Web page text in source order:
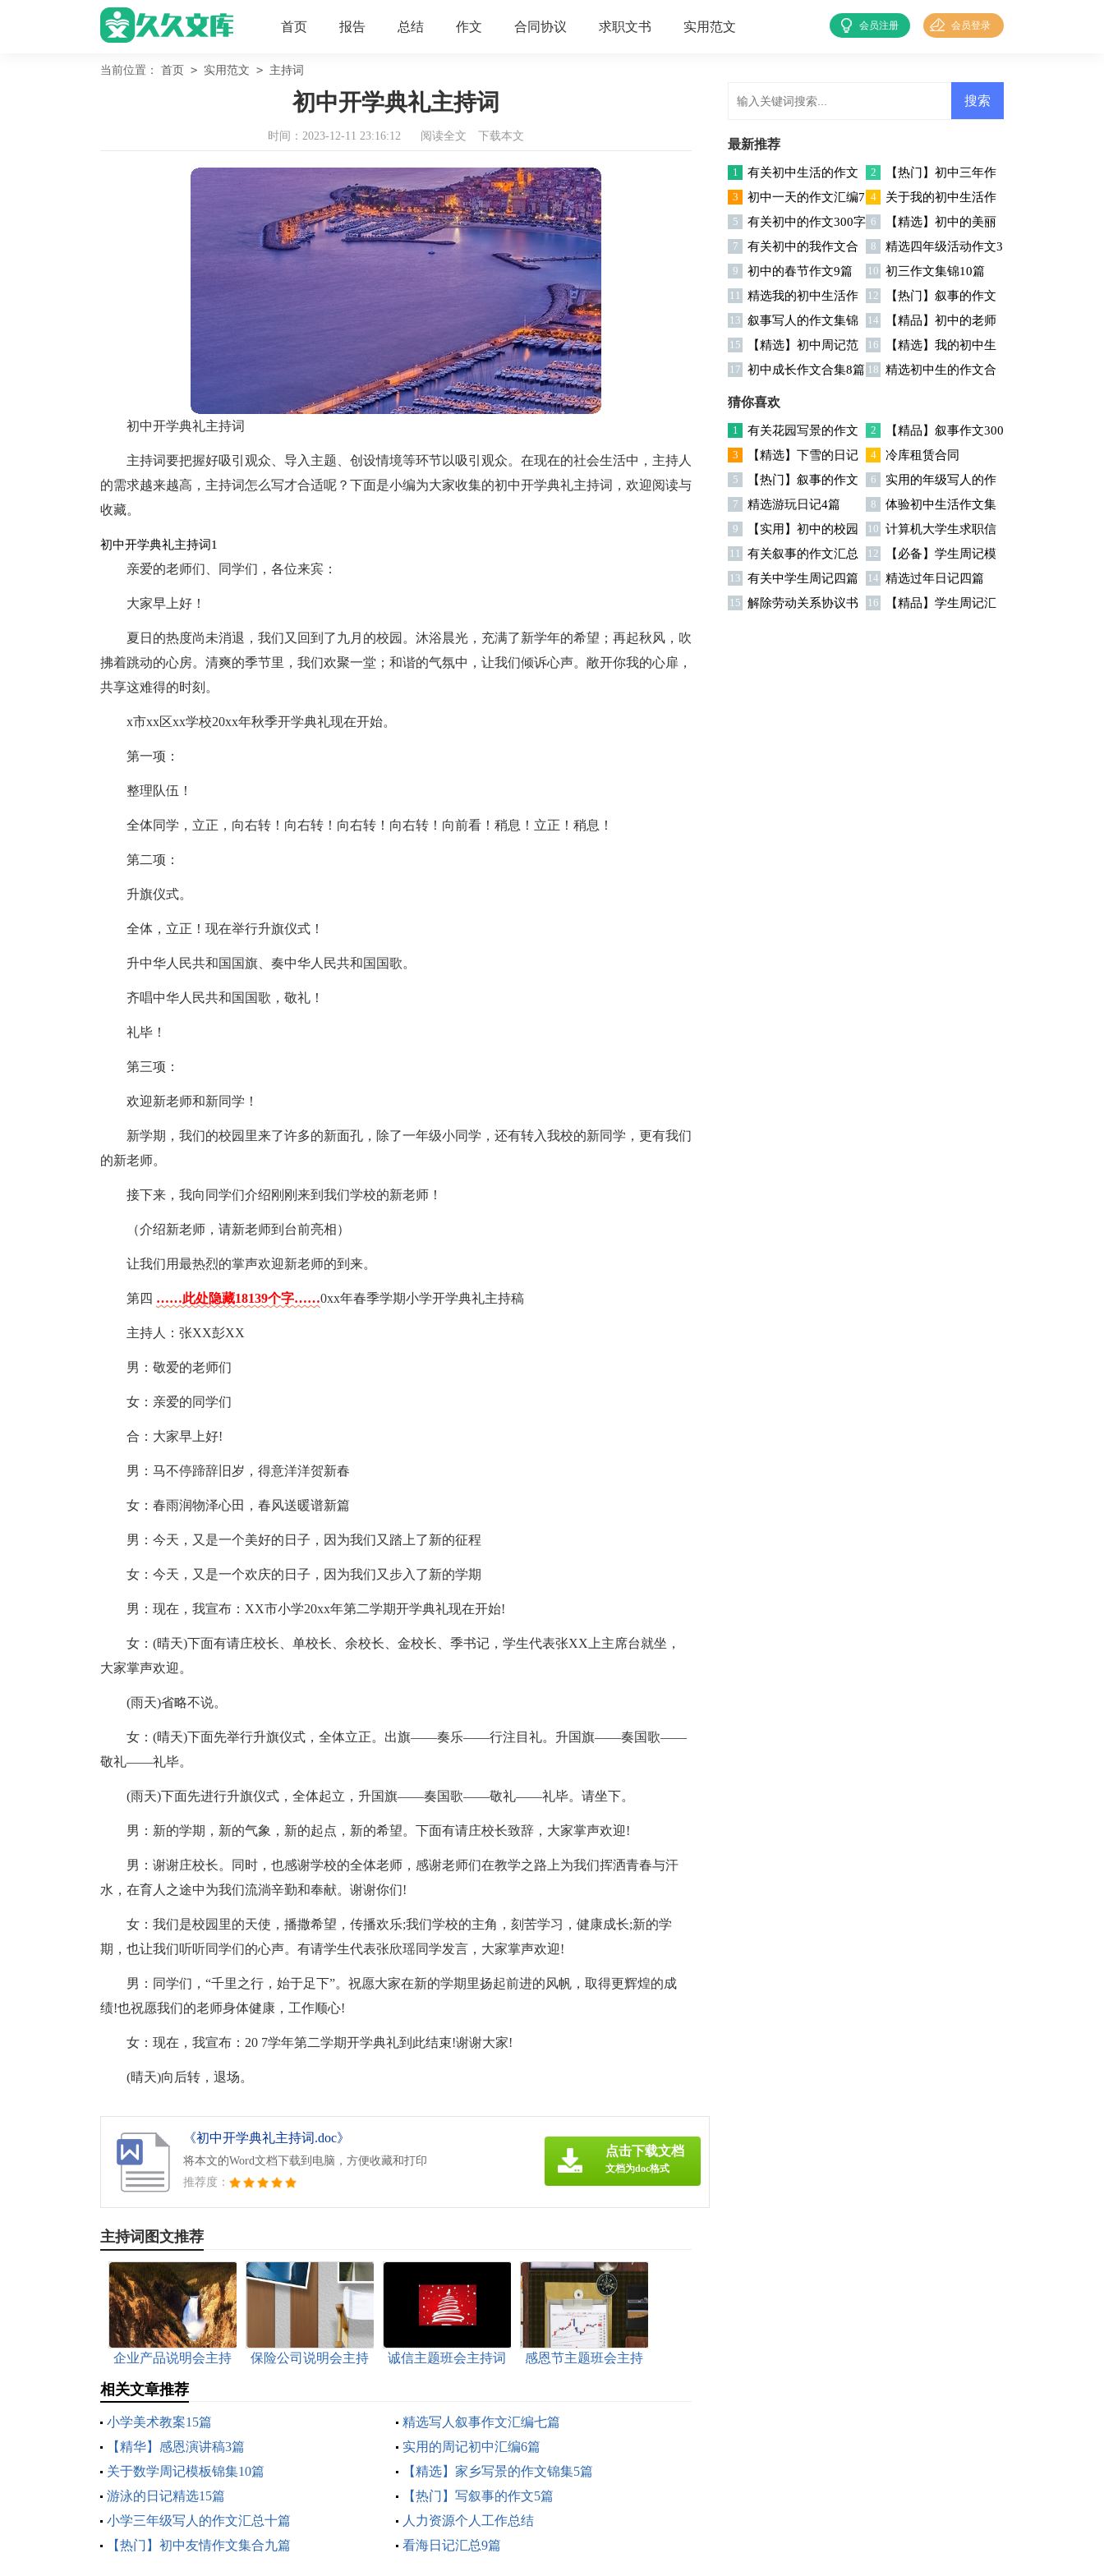
首页 报告 总结 作文 合同协议 求职文书 实用范文 会员登录
会员注册
当前位置： 首页 > 实用范文 > 主持词
初中开学典礼主持词
时间：2023-12-11 23:16:12 阅读全文 下载本文
初中开学典礼主持词
主持词要把握好吸引观众、导入主题、创设情境等环节以吸引观众。在现在的社会生活中，主持人
的需求越来越高，主持词怎么写才合适呢？下面是小编为大家收集的初中开学典礼主持词，欢迎阅读与
收藏。
初中开学典礼主持词1
亲爱的老师们、同学们，各位来宾：
大家早上好！
夏日的热度尚未消退，我们又回到了九月的校园。沐浴晨光，充满了新学年的希望；再起秋风，吹
拂着跳动的心房。清爽的季节里，我们欢聚一堂；和谐的气氛中，让我们倾诉心声。敞开你我的心扉，
共享这难得的时刻。
x市xx区xx学校20xx年秋季开学典礼现在开始。
第一项：
整理队伍！
全体同学，立正，向右转！向右转！向右转！向右转！向前看！稍息！立正！稍息！
第二项：
升旗仪式。
全体，立正！现在举行升旗仪式！
升中华人民共和国国旗、奏中华人民共和国国歌。
齐唱中华人民共和国国歌，敬礼！
礼毕！
第三项：
欢迎新老师和新同学！
新学期，我们的校园里来了许多的新面孔，除了一年级小同学，还有转入我校的新同学，更有我们
的新老师。
接下来，我向同学们介绍刚刚来到我们学校的新老师！
（介绍新老师，请新老师到台前亮相）
让我们用最热烈的掌声欢迎新老师的到来。
第四 ……此处隐藏18139个字……0xx年春季学期小学开学典礼主持稿
主持人：张XX彭XX
男：敬爱的老师们
女：亲爱的同学们
合：大家早上好!
男：马不停蹄辞旧岁，得意洋洋贺新春
女：春雨润物泽心田，春风送暖谱新篇
男：今天，又是一个美好的日子，因为我们又踏上了新的征程
女：今天，又是一个欢庆的日子，因为我们又步入了新的学期
男：现在，我宣布：XX市小学20xx年第二学期开学典礼现在开始!
女：(晴天)下面有请庄校长、单校长、余校长、金校长、季书记，学生代表张XX上主席台就坐，
大家掌声欢迎。
(雨天)省略不说。
女：(晴天)下面先举行升旗仪式，全体立正。出旗——奏乐——行注目礼。升国旗——奏国歌——
敬礼——礼毕。
(雨天)下面先进行升旗仪式，全体起立，升国旗——奏国歌——敬礼——礼毕。请坐下。
男：新的学期，新的气象，新的起点，新的希望。下面有请庄校长致辞，大家掌声欢迎!
男：谢谢庄校长。同时，也感谢学校的全体老师，感谢老师们在教学之路上为我们挥洒青春与汗
水，在育人之途中为我们流淌辛勤和奉献。谢谢你们!
女：我们是校园里的天使，播撒希望，传播欢乐;我们学校的主角，刻苦学习，健康成长;新的学
期，也让我们听听同学们的心声。有请学生代表张欣瑶同学发言，大家掌声欢迎!
男：同学们，“千里之行，始于足下”。祝愿大家在新的学期里扬起前进的风帆，取得更辉煌的成
绩!也祝愿我们的老师身体健康，工作顺心!
女：现在，我宣布：20 7学年第二学期开学典礼到此结束!谢谢大家!
(晴天)向后转，退场。
《初中开学典礼主持词.doc》
将本文的Word文档下载到电脑，方便收藏和打印
推荐度：
点击下载文档
文档为doc格式
主持词图文推荐
企业产品说明会主持
保险公司说明会主持
诚信主题班会主持词
感恩节主题班会主持
相关文章推荐
小学美术教案15篇
精选写人叙事作文汇编七篇
【精华】感恩演讲稿3篇
实用的周记初中汇编6篇
关于数学周记模板锦集10篇
【精选】家乡写景的作文锦集5篇
游泳的日记精选15篇
【热门】写叙事的作文5篇
小学三年级写人的作文汇总十篇
人力资源个人工作总结
【热门】初中友情作文集合九篇
看海日记汇总9篇
最新推荐
1
有关初中生活的作文
集锦八篇
2
【热门】初中三年作
文集锦六篇
3
初中一天的作文汇编7
篇
4
关于我的初中生活作
文合集七篇
5
有关初中的作文300字
集锦七篇
6
【精选】初中的美丽
作文四篇
7
有关初中的我作文合
集十篇
8
精选四年级活动作文3
篇
9 初中的春节作文9篇 10 初三作文集锦10篇
11
精选我的初中生活作
文3篇
12
【热门】叙事的作文
400字集锦7篇
13 叙事写人的作文集锦
十篇
14
【精品】初中的老师
作文9篇
15
【精选】初中周记范
文锦集9篇
16
【精选】我的初中生
活作文汇编八篇
17 初中成长作文合集8篇 18 精选初中生的作文合
猜你喜欢
1
有关花园写景的作文
合集六篇
2
【精品】叙事作文300
字合集5篇
3
【精选】下雪的日记
范文6篇
4 冷库租赁合同
5
【热门】叙事的作文
400字合集9篇
6
实用的年级写人的作
文300字合集九篇
7 精选游玩日记4篇 8
体验初中生活作文集
锦六篇
9
【实用】初中的校园
作文300字汇总7篇
10 计算机大学生求职信
11
有关叙事的作文汇总
六篇
12
【必备】学生周记模
板锦集五篇
13 有关中学生周记四篇 14 精选过年日记四篇
15 解除劳动关系协议书
16
【精品】学生周记汇